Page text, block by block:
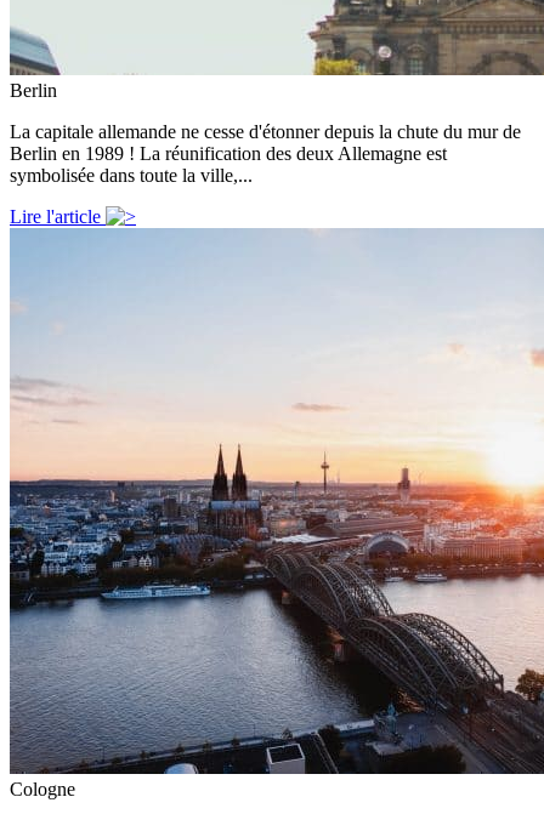
Berlin
La capitale allemande ne cesse d'étonner depuis la chute du mur de
Berlin en 1989 ! La réunification des deux Allemagne est
symbolisée dans toute la ville,...
Lire l'article
Cologne